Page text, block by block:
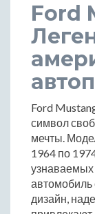
Ford
Ford
символ
мечты.
1964 по
узнаваемых
автомобиль
дизайн,